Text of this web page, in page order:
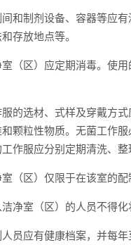
和制剂设备、容器等应
存放地点等。
（区）应定期消毒。使用
的选材、式样及穿戴方式
颗粒性物质。无菌工作
作服应分别定期清洗、
（区）仅限于在该室的配
净室（区）的人员不得化
员应有健康档案，并每年